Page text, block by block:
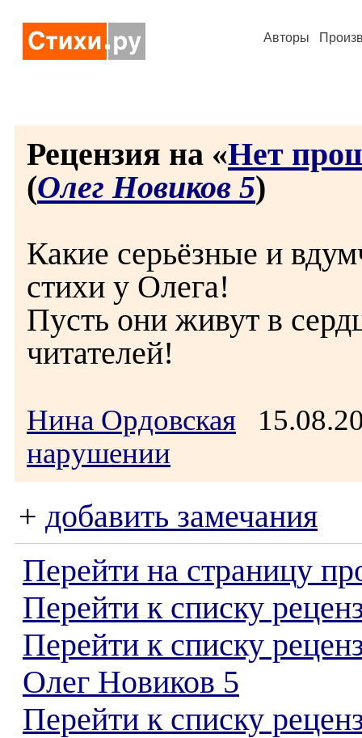
Авторы
Рецензия на «Нет
(Олег Новиков 5)
Какие серьёзные и
стихи у Олега!
Пусть они живут в
читателей!
Нина Ордовская
нарушении
+ добавить замечания
Перейти на страницу
Перейти к списку
Перейти к списку
Олег Новиков 5
Перейти к списку